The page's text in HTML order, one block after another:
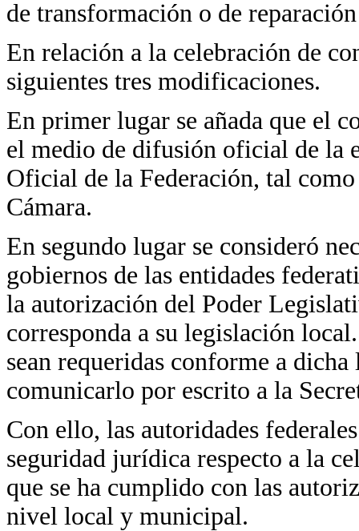
de transformación o de
En relación a la celebración de
siguientes tres modificaciones.
En primer lugar se añada que el
el medio de difusión oficial de la
Oficial de la Federación, tal
Cámara.
En segundo lugar se consideró
gobiernos de las entidades
la autorización del Poder
corresponda a su legislación
sean requeridas conforme a
comunicarlo por escrito a la
Con ello, las autoridades
seguridad jurídica respecto a la
que se ha cumplido con las
nivel local y municipal.